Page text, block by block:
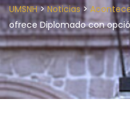
UMSNH>Noticias>
ofrece Diplomado con